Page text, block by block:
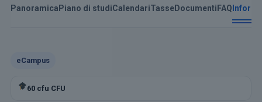
Panoramica Piano di studiCalendariTasseDocumenti FAQ
eCampus
60 cfu CFU